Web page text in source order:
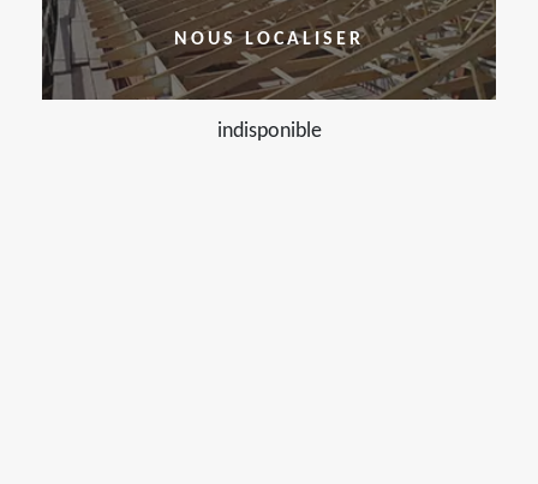
NOUS LOCALISER
indisponible